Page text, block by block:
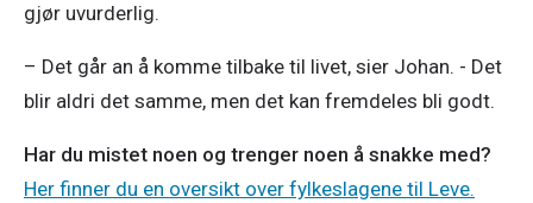
gjør uvurderlig.
– Det går an å komme tilbake til livet, sier Johan. - Det
blir aldri det samme, men det kan fremdeles bli godt.
Har du mistet noen og trenger noen å snakke med?
Her finner du en oversikt over fylkeslagene til Leve.